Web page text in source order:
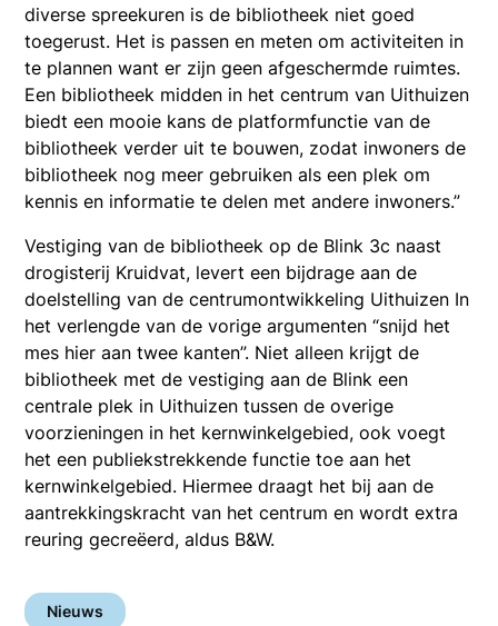
diverse spreekuren is de bibliotheek niet goed
toegerust. Het is passen en meten om activiteiten in
te plannen want er zijn geen afgeschermde ruimtes.
Een bibliotheek midden in het centrum van Uithuizen
biedt een mooie kans de platformfunctie van de
bibliotheek verder uit te bouwen, zodat inwoners de
bibliotheek nog meer gebruiken als een plek om
kennis en informatie te delen met andere inwoners.”
Vestiging van de bibliotheek op de Blink 3c naast
drogisterij Kruidvat, levert een bijdrage aan de
doelstelling van de centrumontwikkeling Uithuizen In
het verlengde van de vorige argumenten “snijd het
mes hier aan twee kanten”. Niet alleen krijgt de
bibliotheek met de vestiging aan de Blink een
centrale plek in Uithuizen tussen de overige
voorzieningen in het kernwinkelgebied, ook voegt
het een publiekstrekkende functie toe aan het
kernwinkelgebied. Hiermee draagt het bij aan de
aantrekkingskracht van het centrum en wordt extra
reuring gecreëerd, aldus B&W.
Nieuws